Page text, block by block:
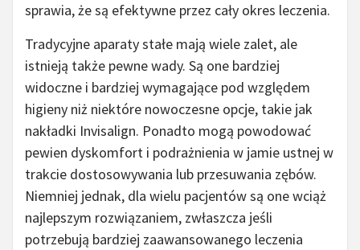
sprawia, że są efektywne przez cały okres leczenia.
Tradycyjne aparaty stałe mają wiele zalet, ale
istnieją także pewne wady. Są one bardziej
widoczne i bardziej wymagające pod względem
higieny niż niektóre nowoczesne opcje, takie jak
nakładki Invisalign. Ponadto mogą powodować
pewien dyskomfort i podrażnienia w jamie ustnej w
trakcie dostosowywania lub przesuwania zębów.
Niemniej jednak, dla wielu pacjentów są one wciąż
najlepszym rozwiązaniem, zwłaszcza jeśli
potrzebują bardziej zaawansowanego leczenia